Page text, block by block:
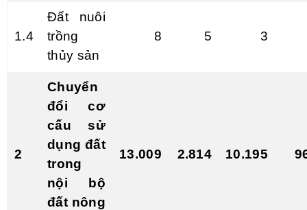
1.4
Đất nuôi
trồng
thủy sản
8 5 3
2
Chuyển
đổi cơ
cấu sử
dụng đất
trong
nội
bộ
đất nông
13.009 2.814 10.195